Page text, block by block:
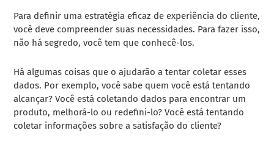
Para definir uma estratégia eficaz de experiência do cliente,
você deve compreender suas necessidades. Para fazer isso,
não há segredo, você tem que conhecê-los.
Há algumas coisas que o ajudarão a tentar coletar esses
dados. Por exemplo, você sabe quem você está tentando
alcançar? Você está coletando dados para encontrar um
produto, melhorá-lo ou redefini-lo? Você está tentando
coletar informações sobre a satisfação do cliente?